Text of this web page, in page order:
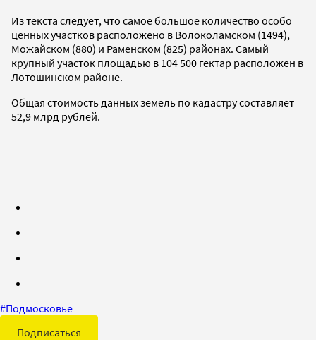
Из текста следует, что самое большое количество особо
ценных участков расположено в Волоколамском (1494),
Можайском (880) и Раменском (825) районах. Самый
крупный участок площадью в 104 500 гектар расположен в
Лотошинском районе.
Общая стоимость данных земель по кадастру составляет
52,9 млрд рублей.
#Подмосковье
Подписаться